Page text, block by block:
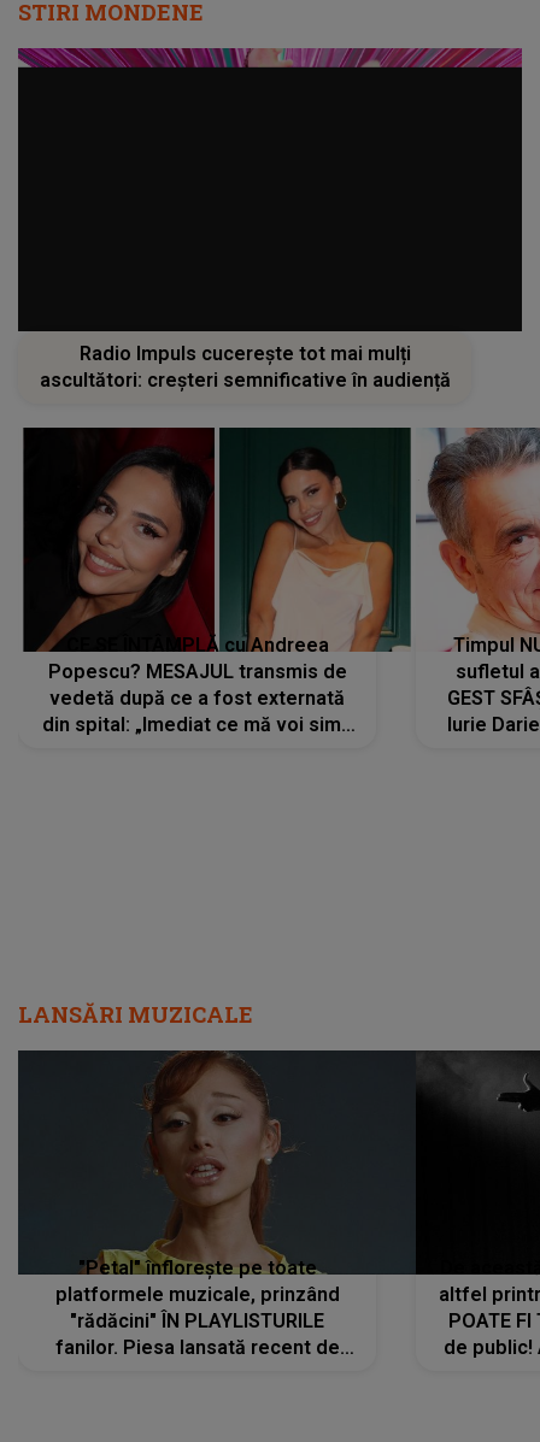
STIRI MONDENE
Radio Impuls cucerește tot mai mulți
ascultători: creșteri semnificative în audiență
CE SE ÎNTÂMPLĂ cu Andreea
Popescu? MESAJUL transmis de
vedetă după ce a fost externată
din spital: „Imediat ce mă voi simți
Timpul
sufletul
GEST
Iurie
LANSĂRI MUZICALE
"Petal" înflorește pe toate
platformele muzicale, prinzând
"rădăcini" ÎN PLAYLISTURILE
fanilor. Piesa lansată recent de
altfel
POATE FI
de public!